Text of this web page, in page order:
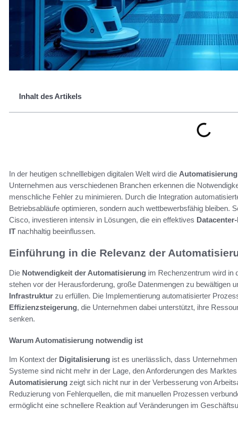
Inhalt des Artikels
In der heutigen schnelllebigen digitalen Welt wird die
Unternehmen aus verschiedenen Branchen erkennen die
menschliche Fehler zu minimieren. Durch die Integration
Betriebsabläufe optimieren, sondern auch wettbewerbsfähig bleiben.
Cisco, investieren intensiv in Lösungen, die ein effektives
IT nachhaltig beeinflussen.
Einführung in die Relevanz der
Die Notwendigkeit der Automatisierung im Rechenzentrum wird in
stehen vor der Herausforderung, große Datenmengen zu bewältigen
Infrastruktur zu erfüllen. Die Implementierung automatisierter
Effizienzsteigerung, die Unternehmen dabei unterstützt, ihre
senken.
Warum Automatisierung notwendig ist
Im Kontext der Digitalisierung ist es unerlässlich, dass
Systeme sind nicht mehr in der Lage, den Anforderungen des
Automatisierung zeigt sich nicht nur in der Verbesserung von
Reduzierung von Fehlerquellen, die mit manuellen Prozessen
ermöglicht eine schnellere Reaktion auf Veränderungen im